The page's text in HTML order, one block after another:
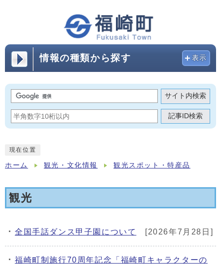
情報の種類から探す 表示
サイト内検索
記事ID検索
現在位置
ホーム 観光・文化情報 観光スポット・特産品
観光
メインメニュー
全国手話ダンス甲子園について [2026年7月28日]
福崎町制施行70周年記念「福崎町キャラクターの